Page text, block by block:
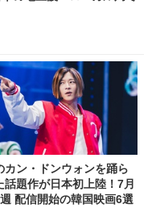
カン・ドンウォンを踊ら
話題作が日本初上陸！7月
配信開始の韓国映画6選